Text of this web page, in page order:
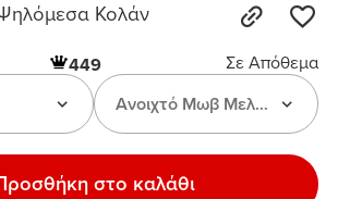
Κολάν
449
Σε Απόθεμα
Ανοιχτό Μωβ Μελανζέ
στο καλάθι